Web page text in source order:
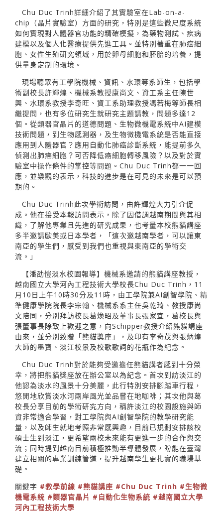
Chu Duc Trinh詳細介紹了其實驗室在Lab-on-a-
chip（晶片實驗室）方面的研究，特別是這些微尺度系統
如何實現對人體器官功能的精確模擬，為藥物測試、疾病
建模以及個人化醫療提供先進工具。並特別著重在肺癌細
胞、女性生殖研究領域，用於卵母細胞和胚胎的培養，提
供量身定制的環境。
現場聽眾有工學院機械、資訊、水環等系師生，包括學
術副校長許輝煌、機械系教授康尚文、資工系主任陳世
興、水環系教授李奇旺、資工系助理教授馮若梅等師長相
繼提問，也有多位研究生就研究主題請教，問題多達12
個。從類器官晶片的道德問題、生物微機電系統中AI建模
技術問題，到生物感測器，及生物微機電系統是否能直接
應用到人體器官？應用自動化肺癌診斷系統，能提前多久
偵測出肺癌細胞？可否降低癌細胞轉移風險？以及對於實
驗室中操作條件的掌控等問題。Chu Duc Trinh都一一回
應，並樂觀的表示，科技的進步是在可見的未來是可以預
期的。
Chu Duc Trinh此次學術訪問，由許輝煌大力引介促
成。他在接受本報訪問表示，除了因借調越南期間與其相
識，了解他專業且先進的研究成果，也考量本校熊貓講座
多半邀請歐美或日本學者，「這次邀越南學者，可以讓東
南亞的學生們，感受到我們也重視與東南亞的學術交
流。」
【潘劭愷淡水校園報導】機械系邀請的熊貓講座教授，
越南國立大學河內工程技術大學校長Chu Duc Trinh，11
月10日上午10時30分及11時，由工學院兼AI創智學院、精
準健康學院院長李宗翰、機械系系主任吳乾琦、教授康尚
文陪同，分別拜訪校長葛煥昭及董事長張家宜，葛校長與
張董事長除致上歡迎之意，向Schipper教授介紹熊貓講座
由來，並分別致贈「熊貓獎座」，及印有李奇茂與張炳煌
大師的墨寶、淡江校景及校歌歌詞的花瓶作為紀念。
Chu Duc Trinh對於能夠受邀擔任熊貓講者感到十分榮
幸，將把熊貓獎座放在辦公室以為紀念。首次到訪淡江的
他認為淡水的風景十分美麗，此行特別安排腳踏車行程，
悠閒地欣賞淡水河兩岸風光並品嘗在地咖啡；其次他與葛
校長分享目前的學術研究方向，稱許淡江的校園設施與師
資非常適合學習，對工學院與AI創智學院的教學研究能
量，以及師生就地考照非常感興趣，目前已規劃安排該校
碩士生到淡江，更希望兩校未來能有更進一步的合作與交
流；同時提到越南目前積極推動半導體發展，盼能在臺灣
建立相關的專業訓練管道，提升越南學生更扎實的職場基
礎。
關鍵字 #教學前線 #熊貓講座 #Chu Duc Trinh #生物微
機電系統 #類器官晶片 #自動化生物系統 #越南國立大學
河內工程技術大學